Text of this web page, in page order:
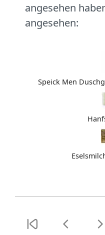
angesehen
angesehen:
Speick Men